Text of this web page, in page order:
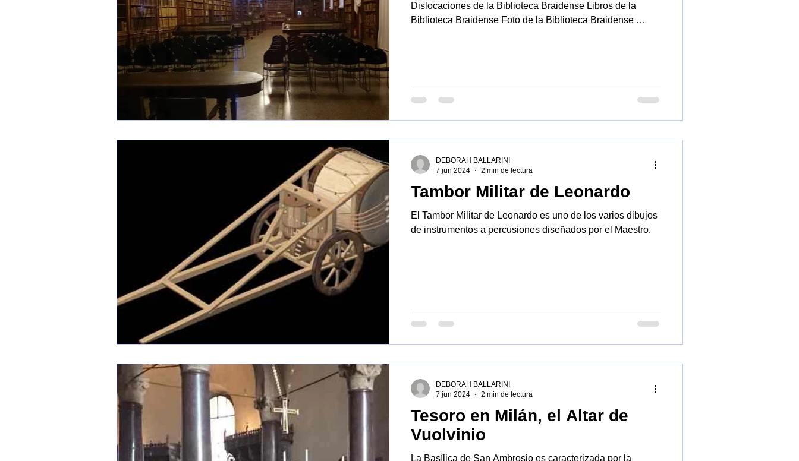
Dislocaciones de la Biblioteca Braidense Libros de la
Biblioteca Braidense Foto de la Biblioteca Braidense ​
salas, entre las que se destac
Tambor Militar de Leonardo
El Tambor Militar de Leonardo es uno de los varios dibujos
de instrumentos a percusiones diseñados por el Maestro.
DEBORAH BALLARINI
7 jun 2024
2 min de lectura
Tesoro en Milán, el Altar de
Vuolvinio
La Basílica de San Ambrosio es caracterizada por la
DEBORAH BALLARINI
7 jun 2024
2 min de lectura